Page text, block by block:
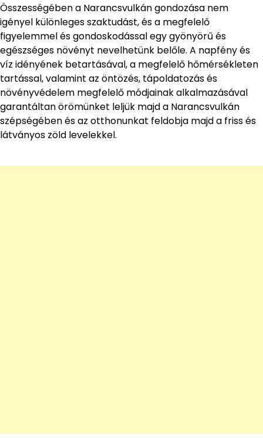
Összességében a Narancsvulkán gondozása nem
igényel különleges szaktudást, és a megfelelő
figyelemmel és gondoskodással egy gyönyörű és
egészséges növényt nevelhetünk belőle. A napfény és
víz idényének betartásával, a megfelelő hőmérsékleten
tartással, valamint az öntözés, tápoldatozás és
növényvédelem megfelelő módjainak alkalmazásával
garantáltan örömünket leljük majd a Narancsvulkán
szépségében és az otthonunkat feldobja majd a friss és
látványos zöld levelekkel.